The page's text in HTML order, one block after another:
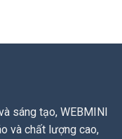
sáng tạo, WEBMINI
và chất lượng cao,